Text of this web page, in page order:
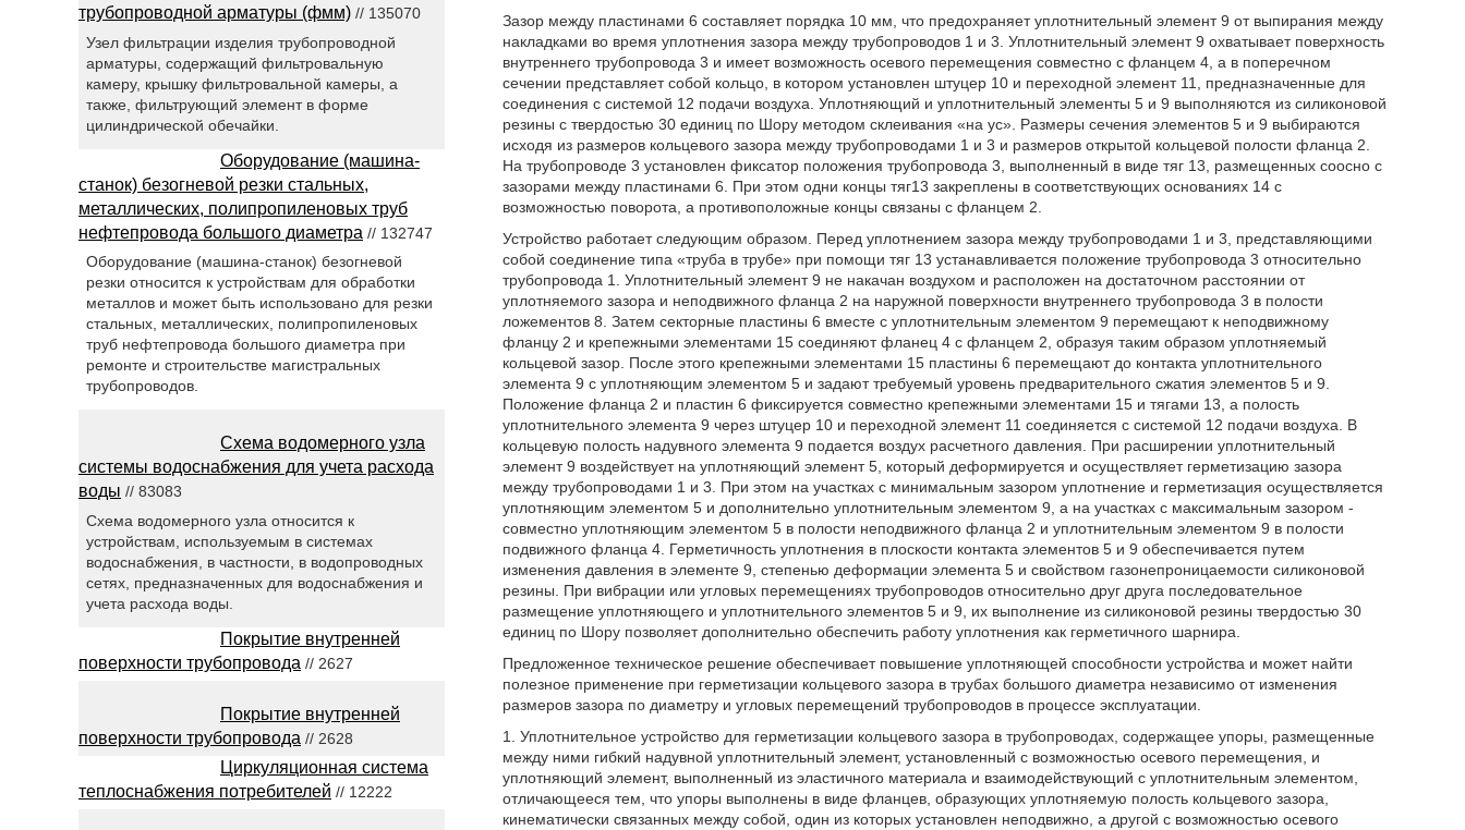
Зазор между пластинами 6 составляет порядка 10 мм, что предохраняет уплотнительный элемент 9 от выпирания между
накладками во время уплотнения зазора между трубопроводов 1 и 3. Уплотнительный элемент 9 охватывает поверхность
внутреннего трубопровода 3 и имеет возможность осевого перемещения совместно с фланцем 4, а в поперечном
сечении представляет собой кольцо, в котором установлен штуцер 10 и переходной элемент 11, предназначенные для
соединения с системой 12 подачи воздуха. Уплотняющий и уплотнительный элементы 5 и 9 выполняются из силиконовой
резины с твердостью 30 единиц по Шору методом склеивания «на ус». Размеры сечения элементов 5 и 9 выбираются
исходя из размеров кольцевого зазора между трубопроводами 1 и 3 и размеров открытой кольцевой полости фланца 2.
На трубопроводе 3 установлен фиксатор положения трубопровода 3, выполненный в виде тяг 13, размещенных соосно с
зазорами между пластинами 6. При этом одни концы тяг13 закреплены в соответствующих основаниях 14 с
возможностью поворота, а противоположные концы связаны с фланцем 2.
Устройство работает следующим образом. Перед уплотнением зазора между трубопроводами 1 и 3, представляющими
собой соединение типа «труба в трубе» при помощи тяг 13 устанавливается положение трубопровода 3 относительно
трубопровода 1. Уплотнительный элемент 9 не накачан воздухом и расположен на достаточном расстоянии от
уплотняемого зазора и неподвижного фланца 2 на наружной поверхности внутреннего трубопровода 3 в полости
ложементов 8. Затем секторные пластины 6 вместе с уплотнительным элементом 9 перемещают к неподвижному
фланцу 2 и крепежными элементами 15 соединяют фланец 4 с фланцем 2, образуя таким образом уплотняемый
кольцевой зазор. После этого крепежными элементами 15 пластины 6 перемещают до контакта уплотнительного
элемента 9 с уплотняющим элементом 5 и задают требуемый уровень предварительного сжатия элементов 5 и 9.
Положение фланца 2 и пластин 6 фиксируется совместно крепежными элементами 15 и тягами 13, а полость
уплотнительного элемента 9 через штуцер 10 и переходной элемент 11 соединяется с системой 12 подачи воздуха. В
кольцевую полость надувного элемента 9 подается воздух расчетного давления. При расширении уплотнительный
элемент 9 воздействует на уплотняющий элемент 5, который деформируется и осуществляет герметизацию зазора
между трубопроводами 1 и 3. При этом на участках с минимальным зазором уплотнение и герметизация осуществляется
уплотняющим элементом 5 и дополнительно уплотнительным элементом 9, а на участках с максимальным зазором -
совместно уплотняющим элементом 5 в полости неподвижного фланца 2 и уплотнительным элементом 9 в полости
подвижного фланца 4. Герметичность уплотнения в плоскости контакта элементов 5 и 9 обеспечивается путем
изменения давления в элементе 9, степенью деформации элемента 5 и свойством газонепроницаемости силиконовой
резины. При вибрации или угловых перемещениях трубопроводов относительно друг друга последовательное
размещение уплотняющего и уплотнительного элементов 5 и 9, их выполнение из силиконовой резины твердостью 30
единиц по Шору позволяет дополнительно обеспечить работу уплотнения как герметичного шарнира.
Предложенное техническое решение обеспечивает повышение уплотняющей способности устройства и может найти
полезное применение при герметизации кольцевого зазора в трубах большого диаметра независимо от изменения
размеров зазора по диаметру и угловых перемещений трубопроводов в процессе эксплуатации.
1. Уплотнительное устройство для герметизации кольцевого зазора в трубопроводах, содержащее упоры, размещенные
между ними гибкий надувной уплотнительный элемент, установленный с возможностью осевого перемещения, и
уплотняющий элемент, выполненный из эластичного материала и взаимодействующий с уплотнительным элементом,
отличающееся тем, что упоры выполнены в виде фланцев, образующих уплотняемую полость кольцевого зазора,
кинематически связанных между собой, один из которых установлен неподвижно, а другой с возможностью осевого
трубопроводной арматуры (фмм) // 135070
Узел фильтрации изделия трубопроводной
арматуры, содержащий фильтровальную
камеру, крышку фильтровальной камеры, а
также, фильтрующий элемент в форме
цилиндрической обечайки.
Оборудование (машина-
станок) безогневой резки стальных,
металлических, полипропиленовых труб
нефтепровода большого диаметра // 132747
Оборудование (машина-станок) безогневой
резки относится к устройствам для обработки
металлов и может быть использовано для резки
стальных, металлических, полипропиленовых
труб нефтепровода большого диаметра при
ремонте и строительстве магистральных
трубопроводов.
Схема водомерного узла
системы водоснабжения для учета расхода
воды // 83083
Схема водомерного узла относится к
устройствам, используемым в системах
водоснабжения, в частности, в водопроводных
сетях, предназначенных для водоснабжения и
учета расхода воды.
Покрытие внутренней
поверхности трубопровода // 2627
Покрытие внутренней
поверхности трубопровода // 2628
Циркуляционная система
теплоснабжения потребителей // 12222